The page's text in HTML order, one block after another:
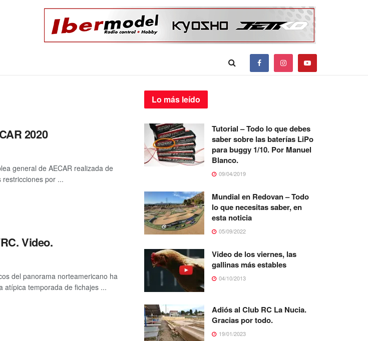
2020
general de AECAR realizada de
por ...
Video.
del panorama norteamericano ha
atípica temporada de fichajes ...
Lo más leído
Tutorial – Todo lo que debes
saber sobre las baterías LiPo
para buggy 1/10. Por Manuel
Blanco.
09/04/2019
Mundial en Redovan – Todo
lo que necesitas saber, en
esta noticia
05/09/2022
Video de los viernes, las
gallinas más estables
04/10/2013
Adiós al Club RC La Nucia.
Gracias por todo.
19/01/2023